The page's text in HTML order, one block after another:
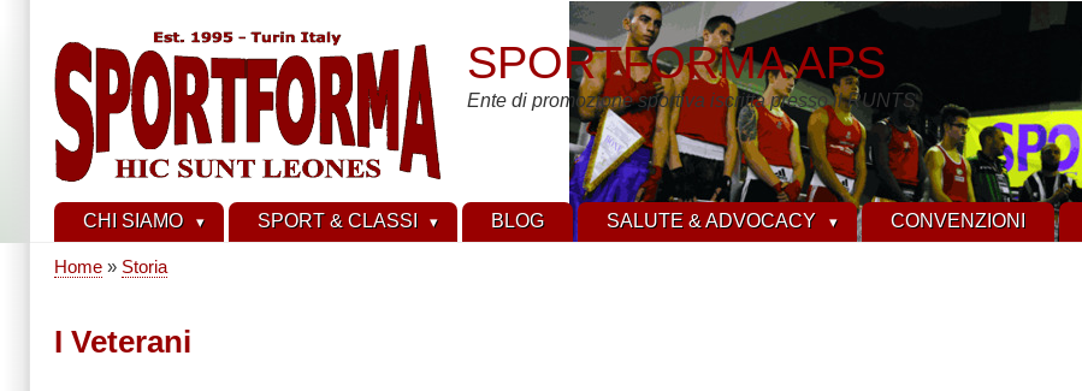
contenuto
principale
SPORTFORMA APS
Ente di promozione sportiva iscritta presso il RUNTS
CHI SIAMO SPORT & CLASSI BLOG SALUTE & ADVOCACY CONVENZIONI
di
pane
Home Storia
I Veterani